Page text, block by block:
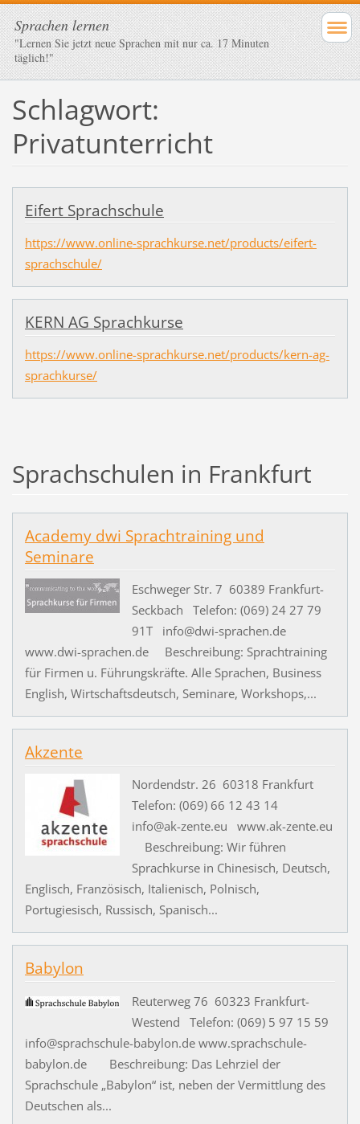
Sprachen lernen
"Lernen Sie jetzt neue Sprachen mit nur ca. 17 Minuten
täglich!"
Schlagwort:
Privatunterricht
Eifert Sprachschule
https://www.online-sprachkurse.net/products/eifert-
sprachschule/
KERN AG Sprachkurse
https://www.online-sprachkurse.net/products/kern-ag-
sprachkurse/
Sprachschulen in Frankfurt
Academy dwi Sprachtraining und
Seminare
Eschweger Str. 7 60389 Frankfurt-
Seckbach Telefon: (069) 24 27 79
91T info@dwi-sprachen.de
www.dwi-sprachen.de Beschreibung: Sprachtraining
für Firmen u. Führungskräfte. Alle Sprachen, Business
English, Wirtschaftsdeutsch, Seminare, Workshops,...
Akzente
Nordendstr. 26 60318 Frankfurt
Telefon: (069) 66 12 43 14
info@ak-zente.eu www.ak-zente.eu
Beschreibung: Wir führen
Sprachkurse in Chinesisch, Deutsch,
Englisch, Französisch, Italienisch, Polnisch,
Portugiesisch, Russisch, Spanisch...
Babylon
Reuterweg 76 60323 Frankfurt-
Westend Telefon: (069) 5 97 15 59
info@sprachschule-babylon.de www.sprachschule-
babylon.de Beschreibung: Das Lehrziel der
Sprachschule „Babylon“ ist, neben der Vermittlung des
Deutschen als...